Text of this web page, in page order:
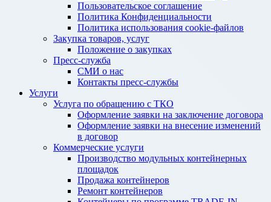
Пользовательское соглашение
Политика Конфиденциальности
Политика использования cookie-файлов
Закупка товаров, услуг
Положение о закупках
Пресс-служба
СМИ о нас
Контакты пресс-службы
Услуги
Услуга по обращению с ТКО
Оформление заявки на заключение договора
Оформление заявки на внесение изменений
в договор
Коммерческие услуги
Производство модульных контейнерных
площадок
Продажа контейнеров
Ремонт контейнеров